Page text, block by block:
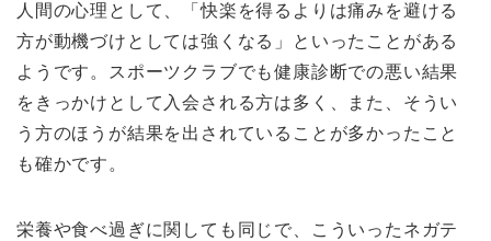
人間の心理として、「快楽を得るよりは痛みを避ける
方が動機づけとしては強くなる」といったことがある
ようです。スポーツクラブでも健康診断での悪い結果
をきっかけとして入会される方は多く、また、そうい
う方のほうが結果を出されていることが多かったこと
も確かです。
栄養や食べ過ぎに関しても同じで、こういったネガテ